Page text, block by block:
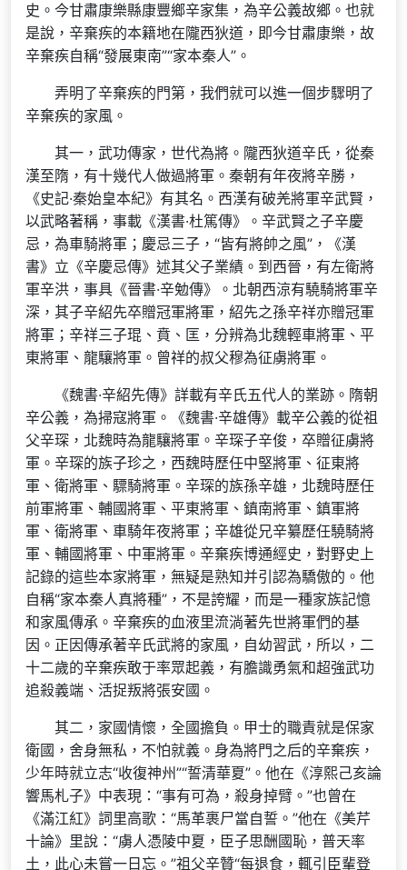
史。今甘肅康樂縣康豐鄉辛家集，為辛公義故鄉。也就
是說，辛棄疾的本籍地在隴西狄道，即今甘肅康樂，故
辛棄疾自稱“發展東南”“家本秦人”。
弄明了辛棄疾的門第，我們就可以進一個步驟明了
辛棄疾的家風。
其一，武功傳家，世代為將。隴西狄道辛氏，從秦
漢至隋，有十幾代人做過將軍。秦朝有年夜將辛勝，
《史記·秦始皇本紀》有其名。西漢有破羌將軍辛武賢，
以武略著稱，事載《漢書·杜篤傳》。辛武賢之子辛慶
忌，為車騎將軍；慶忌三子，“皆有將帥之風”，《漢
書》立《辛慶忌傳》述其父子業績。到西晉，有左衛將
軍辛洪，事具《晉書·辛勉傳》。北朝西涼有驍騎將軍辛
深，其子辛紹先卒贈冠軍將軍，紹先之孫辛祥亦贈冠軍
將軍；辛祥三子琨、賁、匡，分辨為北魏輕車將軍、平
東將軍、龍驤將軍。曾祥的叔父穆為征虜將軍。
《魏書·辛紹先傳》詳載有辛氏五代人的業跡。隋朝
辛公義，為掃寇將軍。《魏書·辛雄傳》載辛公義的從祖
父辛琛，北魏時為龍驤將軍。辛琛子辛俊，卒贈征虜將
軍。辛琛的族子珍之，西魏時歷任中堅將軍、征東將
軍、衛將軍、驃騎將軍。辛琛的族孫辛雄，北魏時歷任
前軍將軍、輔國將軍、平東將軍、鎮南將軍、鎮軍將
軍、衛將軍、車騎年夜將軍；辛雄從兄辛纂歷任驍騎將
軍、輔國將軍、中軍將軍。辛棄疾博通經史，對野史上
記錄的這些本家將軍，無疑是熟知并引認為驕傲的。他
自稱“家本秦人真將種”，不是誇耀，而是一種家族記憶
和家風傳承。辛棄疾的血液里流淌著先世將軍們的基
因。正因傳承著辛氏武將的家風，自幼習武，所以，二
十二歲的辛棄疾敢于率眾起義，有膽識勇氣和超強武功
追殺義端、活捉叛將張安國。
其二，家國情懷，全國擔負。甲士的職責就是保家
衛國，舍身無私，不怕就義。身為將門之后的辛棄疾，
少年時就立志“收復神州”“誓清華夏”。他在《淳熙己亥論
響馬札子》中表現：“事有可為，殺身掉臂。”也曾在
《滿江紅》詞里高歌：“馬革裹尸當自誓。”他在《美芹
十論》里說：“虜人憑陵中夏，臣子思酬國恥，普天率
土，此心未嘗一日忘。”祖父辛贊“每退食，輒引臣輩登